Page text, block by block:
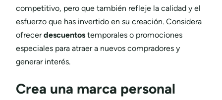
competitivo, pero que también refleje la calidad y el
esfuerzo que has invertido en su creación. Considera
ofrecerdescuentos temporales o promociones
especiales para atraer a nuevos compradores y
generar interés.
Crea una marca personal